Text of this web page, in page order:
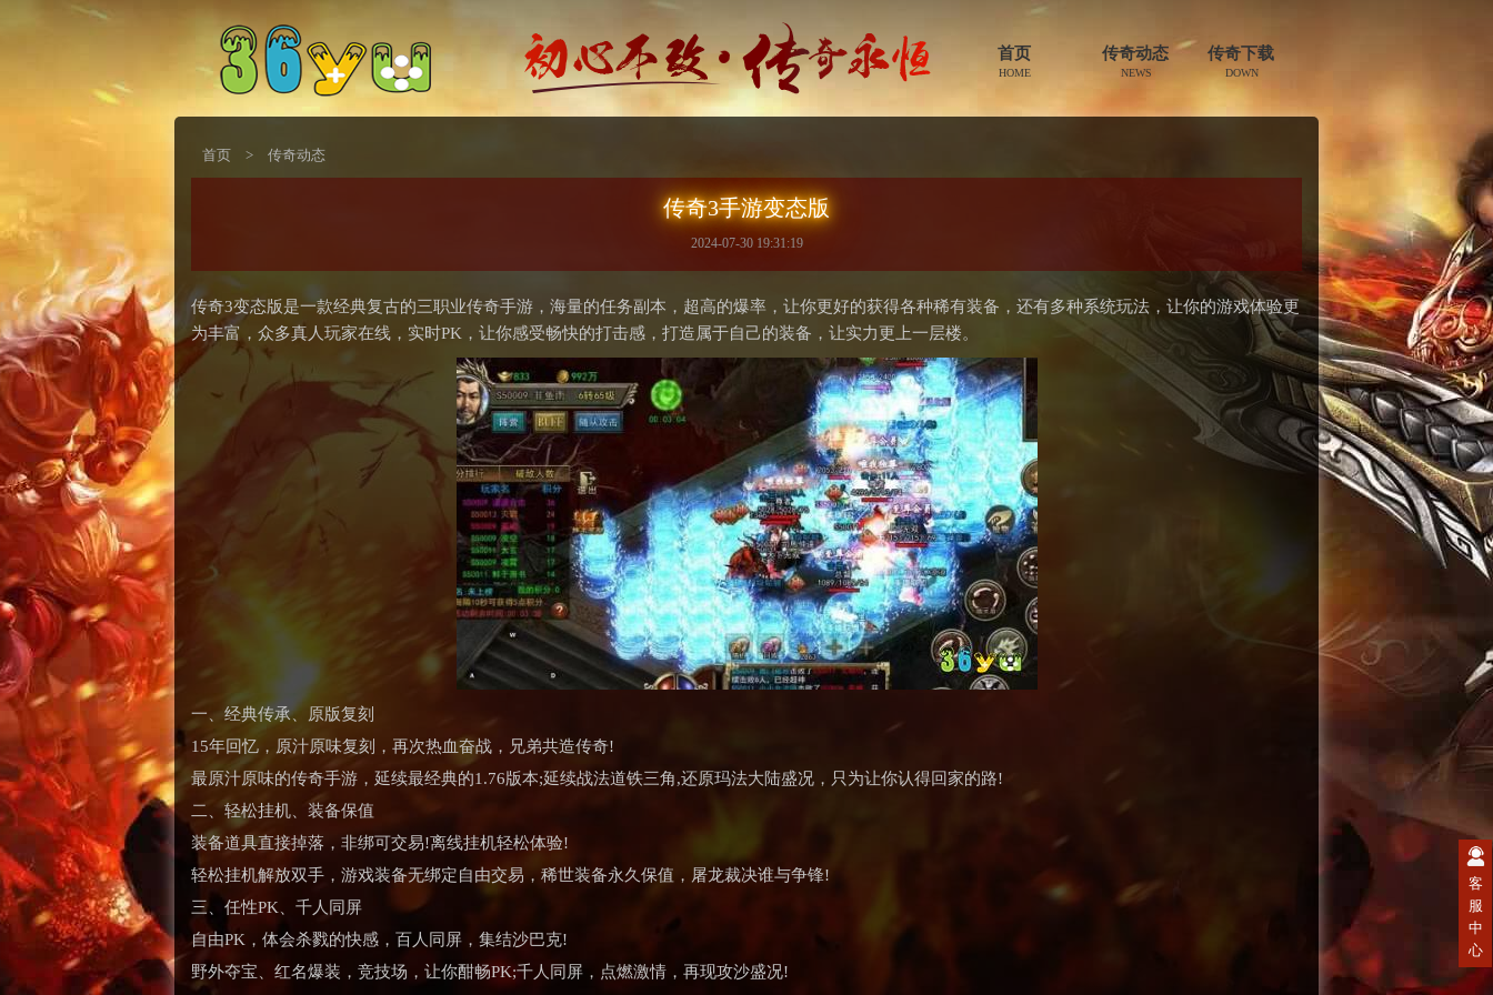
首页
HOME
传奇动态
NEWS
传奇下载
DOWN
首页 > 传奇动态
传奇3手游变态版
2024-07-30 19:31:19
传奇3变态版是一款经典复古的三职业传奇手游，海量的任务副本，超高的爆率，让你更好的获得各种稀有装备，还有多种系统玩法，让你的游戏体验更
为丰富，众多真人玩家在线，实时PK，让你感受畅快的打击感，打造属于自己的装备，让实力更上一层楼。
一、经典传承、原版复刻
15年回忆，原汁原味复刻，再次热血奋战，兄弟共造传奇!
最原汁原味的传奇手游，延续最经典的1.76版本;延续战法道铁三角,还原玛法大陆盛况，只为让你认得回家的路!
二、轻松挂机、装备保值
装备道具直接掉落，非绑可交易!离线挂机轻松体验!
轻松挂机解放双手，游戏装备无绑定自由交易，稀世装备永久保值，屠龙裁决谁与争锋!
三、任性PK、千人同屏
自由PK，体会杀戮的快感，百人同屏，集结沙巴克!
野外夺宝、红名爆装，竞技场，让你酣畅PK;千人同屏，点燃激情，再现攻沙盛况!
客
服
中
心